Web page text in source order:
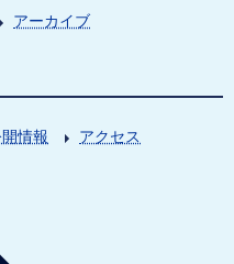
アーカイブ
情報
アクセス